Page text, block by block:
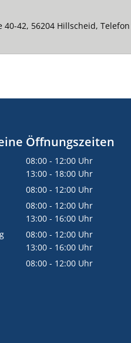
42, 56204 Hillscheid,
Öffnungszeiten
08:00 - 12:00 Uhr
Von 08:00 bis 12:00 Uhr
13:00 - 18:00 Uhr
Von 13:00 bis 18:00 Uhr
08:00 - 12:00 Uhr
Von 08:00 bis 12:00 Uhr
08:00 - 12:00 Uhr
Von 08:00 bis 12:00 Uhr
13:00 - 16:00 Uhr
Von 13:00 bis 16:00 Uhr
08:00 - 12:00 Uhr
Von 08:00 bis 12:00 Uhr
13:00 - 16:00 Uhr
Von 13:00 bis 16:00 Uhr
08:00 - 12:00 Uhr